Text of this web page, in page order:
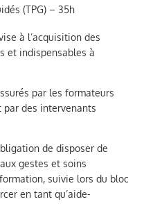
(TPG) – 35h
à l’acquisition des
et indispensables à
par les formateurs
par des intervenants
de disposer de
gestes et soins
suivie lors du bloc
en tant qu’aide-